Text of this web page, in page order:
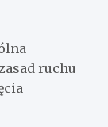
ruchu